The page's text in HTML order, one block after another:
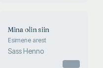
Mina olin siin
Esimene arest
Sass Henno